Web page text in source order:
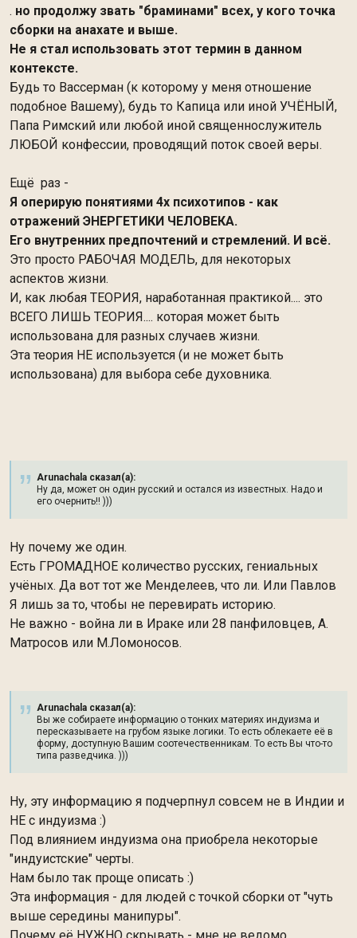
. но продолжу звать "браминами" всех, у кого точка
сборки на анахате и выше.
Не я стал использовать этот термин в данном
контексте.
Будь то Вассерман (к которому у меня отношение
подобное Вашему), будь то Капица или иной УЧЁНЫЙ,
Папа Римский или любой иной священнослужитель
ЛЮБОЙ конфессии, проводящий поток своей веры.
Ещё раз -
Я оперирую понятиями 4х психотипов - как
отражений ЭНЕРГЕТИКИ ЧЕЛОВЕКА.
Его внутренних предпочтений и стремлений. И всё.
Это просто РАБОЧАЯ МОДЕЛЬ, для некоторых
аспектов жизни.
И, как любая ТЕОРИЯ, наработанная практикой.... это
ВСЕГО ЛИШЬ ТЕОРИЯ.... которая может быть
использована для разных случаев жизни.
Эта теория НЕ используется (и не может быть
использована) для выбора себе духовника.
Arunachala сказал(а):
Ну да, может он один русский и остался из известных. Надо и
его очернить!! )))
Ну почему же один.
Есть ГРОМАДНОЕ количество русских, гениальных
учёных. Да вот тот же Менделеев, что ли. Или Павлов
Я лишь за то, чтобы не перевирать историю.
Не важно - война ли в Ираке или 28 панфиловцев, А.
Матросов или М.Ломоносов.
Arunachala сказал(а):
Вы же собираете информацию о тонких материях индуизма и
пересказываете на грубом языке логики. То есть облекаете её в
форму, доступную Вашим соотечественникам. То есть Вы что-то
типа разведчика. )))
Ну, эту информацию я подчерпнул совсем не в Индии и
НЕ с индуизма :)
Под влиянием индуизма она приобрела некоторые
"индуистские" черты.
Нам было так проще описать :)
Эта информация - для людей с точкой сборки от "чуть
выше середины манипуры".